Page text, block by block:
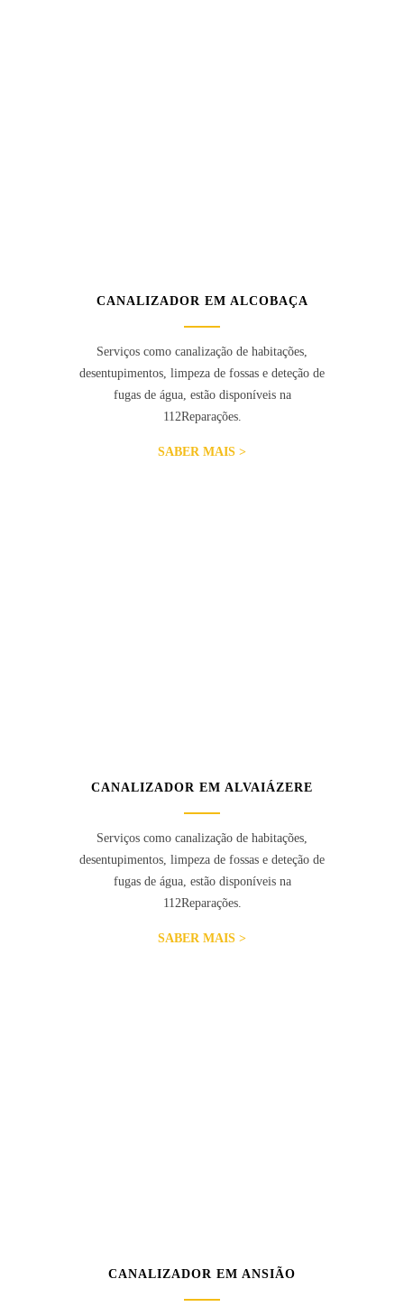
CANALIZADOR EM ALCOBAÇA
Serviços como canalização de habitações,
desentupimentos, limpeza de fossas e deteção de
fugas de água, estão disponíveis na
112Reparações.
SABER MAIS >
CANALIZADOR EM ALVAIÁZERE
Serviços como canalização de habitações,
desentupimentos, limpeza de fossas e deteção de
fugas de água, estão disponíveis na
112Reparações.
SABER MAIS >
CANALIZADOR EM ANSIÃO